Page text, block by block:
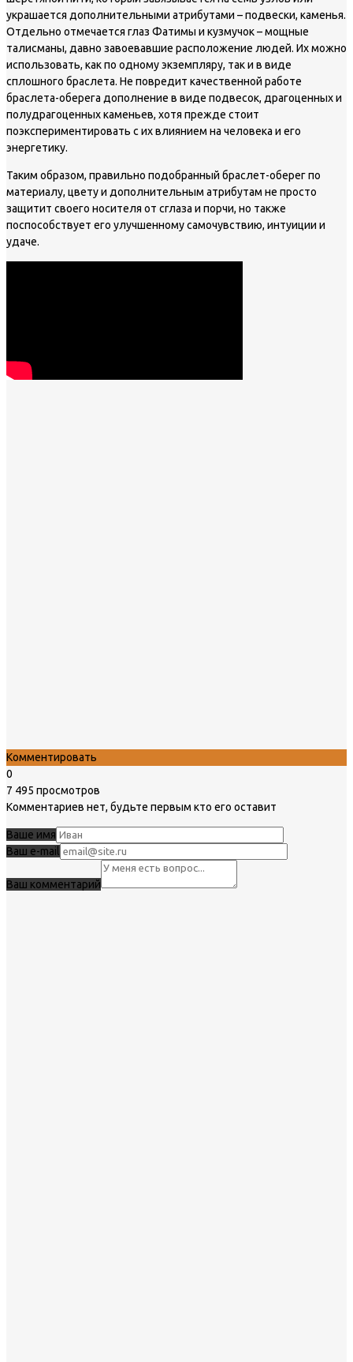
украшается дополнительными атрибутами – подвески, каменья.
Отдельно отмечается глаз Фатимы и кузмучок – мощные
талисманы, давно завоевавшие расположение людей. Их можно
использовать, как по одному экземпляру, так и в виде
сплошного браслета. Не повредит качественной работе
браслета-оберега дополнение в виде подвесок, драгоценных и
полудрагоценных каменьев, хотя прежде стоит
поэкспериментировать с их влиянием на человека и его
энергетику.
Таким образом, правильно подобранный браслет-оберег по
материалу, цвету и дополнительным атрибутам не просто
защитит своего носителя от сглаза и порчи, но также
поспособствует его улучшенному самочувствию, интуиции и
удаче.
Комментировать
0
7 495 просмотров
Комментариев нет, будьте первым кто его оставит
Ваше имя
Ваш e-mail
Ваш комментарий